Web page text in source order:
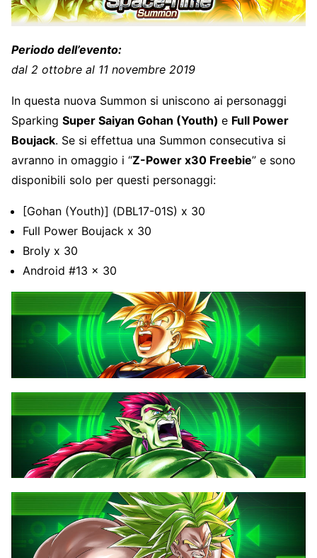
Periodo dell’evento:
dal 2 ottobre al 11 novembre 2019
In questa nuova Summon si uniscono ai personaggi
Sparking Super Saiyan Gohan (Youth) e Full Power
Boujack. Se si effettua una Summon consecutiva si
avranno in omaggio i “Z-Power x30 Freebie” e sono
disponibili solo per questi personaggi:
[Gohan (Youth)] (DBL17-01S) x 30
Full Power Boujack x 30
Broly x 30
Android #13 x 30